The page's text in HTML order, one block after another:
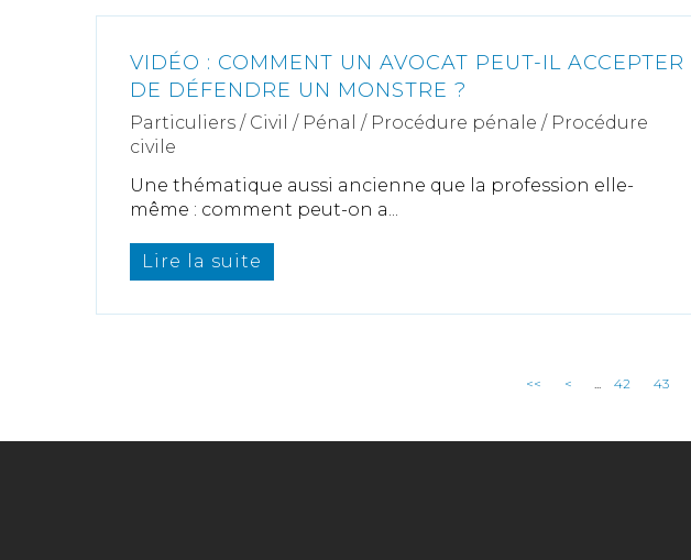
VIDÉO : COMMENT UN AVOCAT PEUT-IL ACCEPTER
DE DÉFENDRE UN MONSTRE ?
Particuliers / Civil / Pénal / Procédure pénale / Procédure
civile
Une thématique aussi ancienne que la profession elle-
même : comment peut-on a...
Lire la suite
<< < ... 42 43